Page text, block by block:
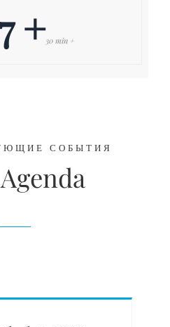
+30 min +
СОБЫТИЯ